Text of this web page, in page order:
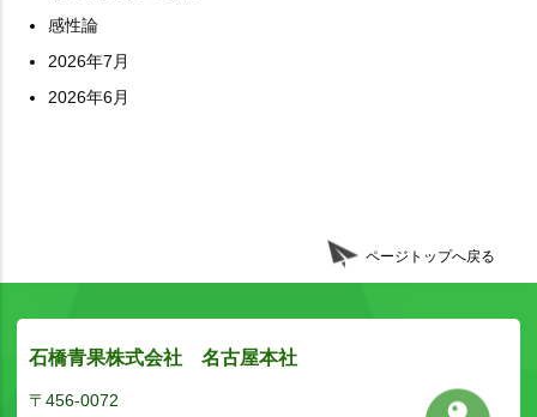
感性論
2026年7月
2026年6月
ページトップへ戻る
石橋青果株式会社 名古屋本社
〒456-0072